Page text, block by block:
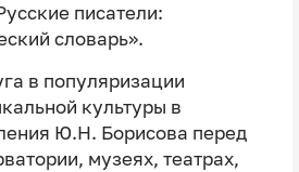
писатели:
словарь».
в популяризации
культуры в
Ю.Н. Борисова перед
музеях, театрах,